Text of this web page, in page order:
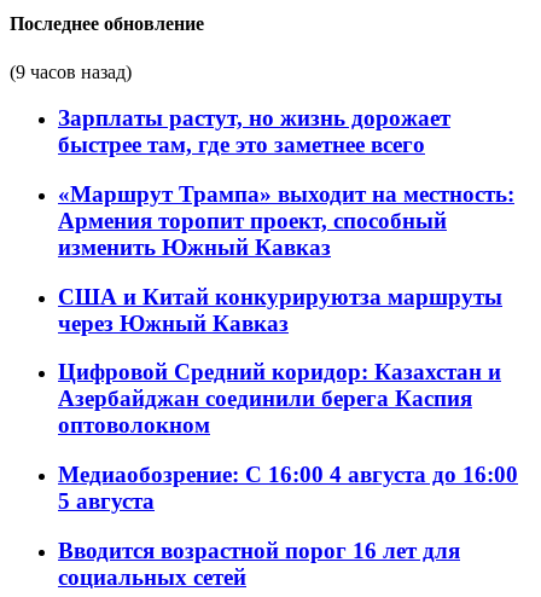
Последнее обновление
(9 часов назад)
Зарплаты растут, но жизнь дорожает
быстрее там, где это заметнее всего
«Маршрут Трампа» выходит на местность:
Армения торопит проект, способный
изменить Южный Кавказ
США и Китай конкурируютза маршруты
через Южный Кавказ
Цифровой Средний коридор: Казахстан и
Азербайджан соединили берега Каспия
оптоволокном
Медиаобозрение: С 16:00 4 августа до 16:00
5 августа
Вводится возрастной порог 16 лет для
социальных сетей